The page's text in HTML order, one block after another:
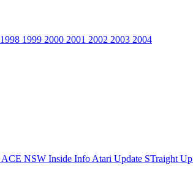
1998 1999 2000 2001 2002 2003 2004
ACE NSW Inside Info Atari Update STraight Up